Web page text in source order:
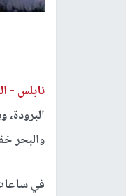
نابلس -
والبحر
في ساعات